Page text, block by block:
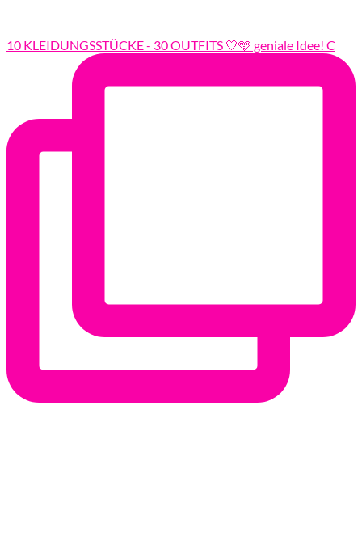
10 KLEIDUNGSSTÜCKE - 30 OUTFITS 🤍🩵 geniale Idee! C